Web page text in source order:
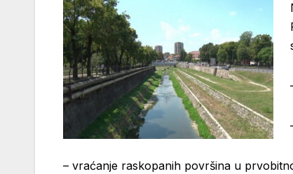
– vraćanje raskopanih površina u